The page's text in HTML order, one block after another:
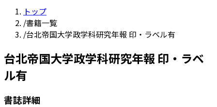
トップ
/書籍一覧
/台北帝国大学政学科研究年報 印・ラベル有
台北帝国大学政学科研究年報 印・ラベ
ル有
書誌詳細